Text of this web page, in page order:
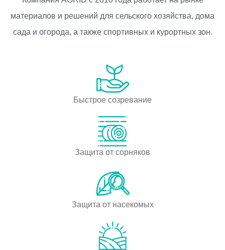
материалов и решений для сельского хозяйства, дома
сада и огорода, а также спортивных и курортных зон.
Быстрое созревание
Защита от сорняков
Защита от насекомых